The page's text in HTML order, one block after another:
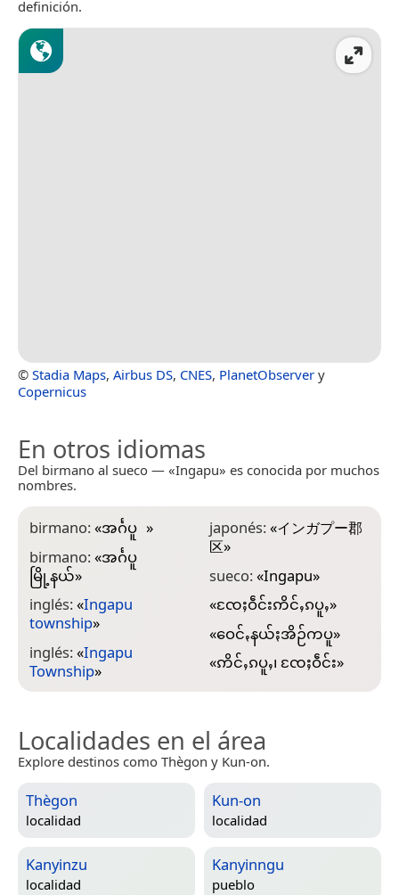
definición.
© Stadia Maps, Airbus DS, CNES, PlanetObserver y
Copernicus
En otros idiomas
Del birmano al sueco — «Ingapu» es conocida por muchos
nombres.
birmano:«အင်္ဂပူ »
birmano:«အင်္ဂပူ
မြို့နယ်»
inglés:«Ingapu
township»
inglés:«Ingapu
Township»
japonés:«インガプー郡
区»
sueco:«Ingapu»
«ၸႄႈဝဵင်းဢိင်ႇၵပူႇ»
«ဝေင်ꩻနယ်ႏအိဉ်ကပူ»
«ဢိင်ႇၵပူႇ၊ ၸႄႈဝဵင်း»
Localidades en el área
Explore destinos como Thègon y Kun-on.
Thègon
localidad
Kun-on
localidad
Kanyinzu
localidad
Kanyinngu
pueblo